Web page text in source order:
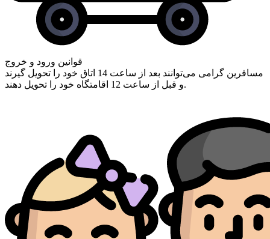
قوانین ورود و خروج
مسافرین گرامی ‌می‌توانند بعد از ساعت 14 اتاق خود را تحویل گیرند
و قبل از ساعت 12 اقامتگاه خود را تحویل دهند.